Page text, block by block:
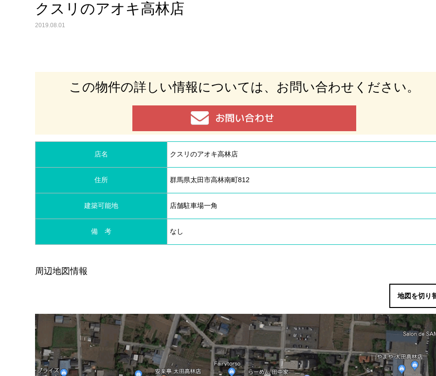
クスリのアオキ高林店
2019.08.01
この物件の詳しい情報については、 お問い合わせください。
店名 クスリのアオキ高林店
住所 群馬県太田市高林南町812
建築可能地 店舗駐車場一角
備 考 なし
周辺地図情報
地図を切り